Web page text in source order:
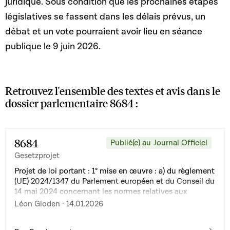
législatives se fassent dans les délais prévus, un
débat et un vote pourraient avoir lieu en séance
publique le 9 juin 2026.
Retrouvez l'ensemble des textes et avis dans le
dossier parlementaire 8684 :
8684
Gesetzprojet
Publié(e) au Journal Officiel
Projet de loi portant : 1° mise en œuvre : a) du règlement
(UE) 2024/1347 du Parlement européen et du Conseil du
14 mai 2024 concernant les normes relatives aux
conditions que doivent remplir les ressortissants des
Léon Gloden · 14.01.2026